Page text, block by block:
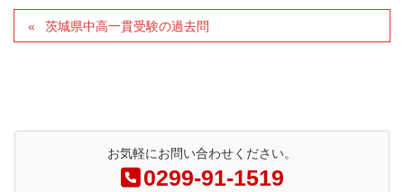
茨城県中高一貫受験の過去問
お気軽にお問い合わせください。
0299-91-1519